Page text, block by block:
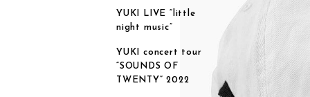
YUKI LIVE “little
night music”
YUKI concert tour
“SOUNDS OF
TWENTY” 2022